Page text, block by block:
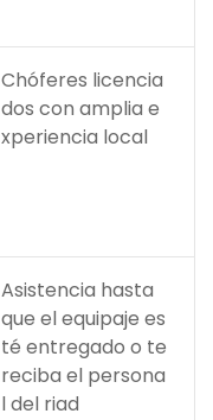
Chóferes licencia
dos con amplia e
xperiencia local
Asistencia hasta
que el equipaje es
té entregado o te
reciba el persona
l del riad